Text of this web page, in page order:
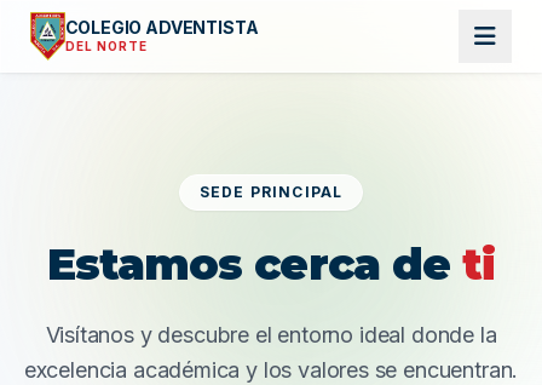
COLEGIO ADVENTISTA
DEL NORTE
SEDE PRINCIPAL
Estamos cerca deti
Visítanos y descubre el entorno ideal donde la
excelencia académica y los valores se encuentran.